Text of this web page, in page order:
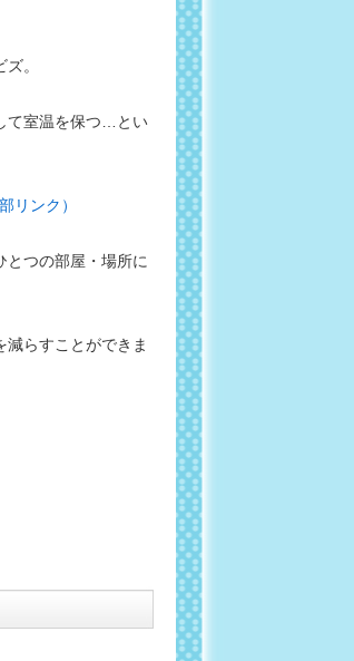
。
て室温を保つ…とい
リンク）
とつの部屋・場所に
らすことができま